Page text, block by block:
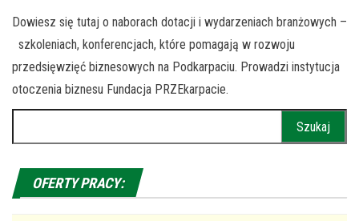
Dowiesz się tutaj o naborach dotacji i wydarzeniach branżowych –
szkoleniach, konferencjach, które pomagają w rozwoju
przedsięwzięć biznesowych na Podkarpaciu. Prowadzi instytucja
otoczenia biznesu Fundacja PRZEkarpacie.
OFERTY PRACY: